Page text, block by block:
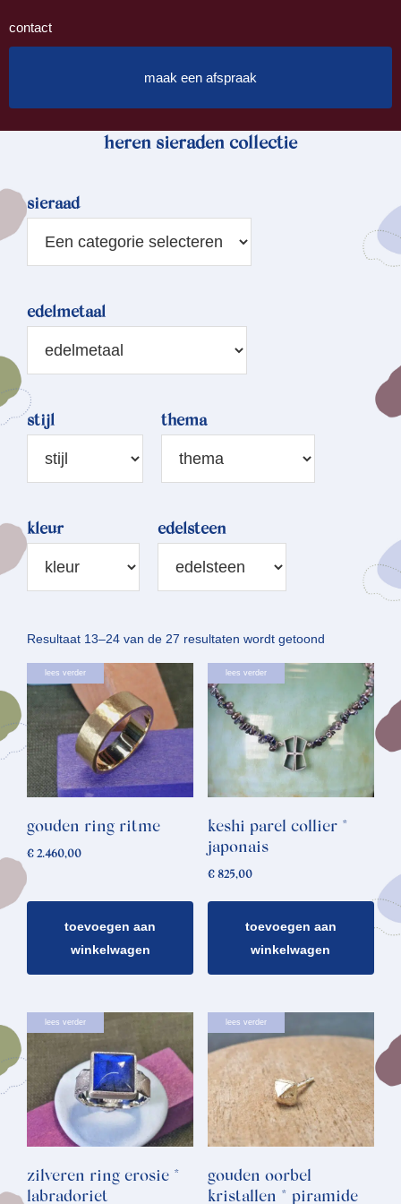
contact
maak een afspraak
heren sieraden collectie
sieraad
edelmetaal
stijl thema
kleur edelsteen
Resultaat 13–24 van de 27 resultaten wordt getoond
op
nieuwste
lees verder
gouden ring ritme
€ 2.460,00
toevoegen aan
winkelwagen
lees verder
keshi parel collier *
japonais
€825,00
toevoegen aan
winkelwagen
lees verder
zilveren ring erosie *
labradoriet
lees verder
gouden oorbel
kristallen * piramide